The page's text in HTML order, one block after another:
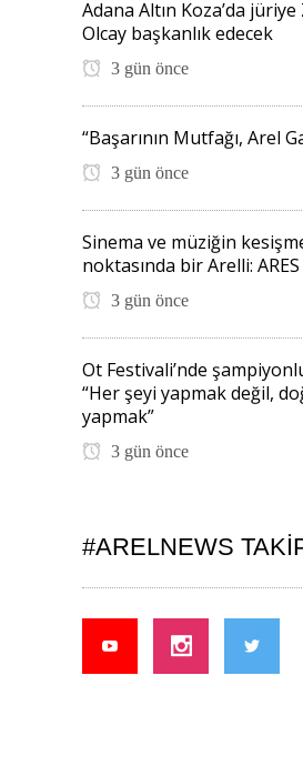
Adana Altın Koza’da
Olcay başkanlık edecek
3 gün önce
“Başarının Mutfağı, Arel
3 gün önce
Sinema ve müziğin
noktasında bir Arelli: ARES
3 gün önce
Ot Festivali’nde
“Her şeyi yapmak değil,
yapmak”
3 gün önce
#ARELNEWS